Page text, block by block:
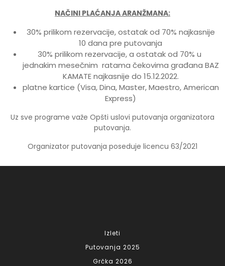
NAČINI PLAĆANJA ARANŽMANA:
30% prilikom rezervacije, ostatak od 70% najkasnije
10 dana pre putovanja
30% prilikom rezervacije, a ostatak od 70% u
jednakim mesečnim ratama čekovima građana BAZ
KAMATE najkasnije do 15.12.2022.
platne kartice (Visa, Dina, Master, Maestro, American
Express)
Uz sve programe važe Opšti uslovi putovanja organizatora
putovanja.
Organizator putovanja poseduje licencu 63/2021
Izleti
Putovanja 2025
Grčka 2026